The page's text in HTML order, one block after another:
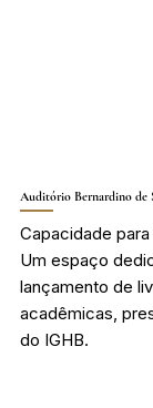
Auditório Bernardino de
Capacidade para
Um espaço
lançamento de
acadêmicas,
do IGHB.